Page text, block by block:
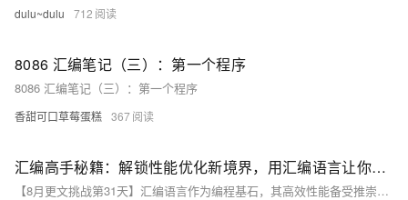
dulu~dulu 712
8086 汇编笔记（三）：第一个程序
8086 汇编笔记（三）：第一个程序
香甜可口草莓蛋糕 367
汇编高手秘籍：解锁性能优化新境界，用汇编语言让你的程序飞起来！
【8月更文挑战第31天】汇编语言作为编程基石，其高效性能备受推崇。尽管现代软件开发更偏爱高级语言，但在性能要求极高的场景下，汇编优化仍不可或缺。本文通过示例代码介绍四种优化技巧：循环展开、寄存器分配、指令重排及SIMD指令使用，显著提升执行效率。同时强调分析性能瓶颈、测试优化效果及保持代码可读性的重要性，助力开发者在关键代码路径上实现性能突破。